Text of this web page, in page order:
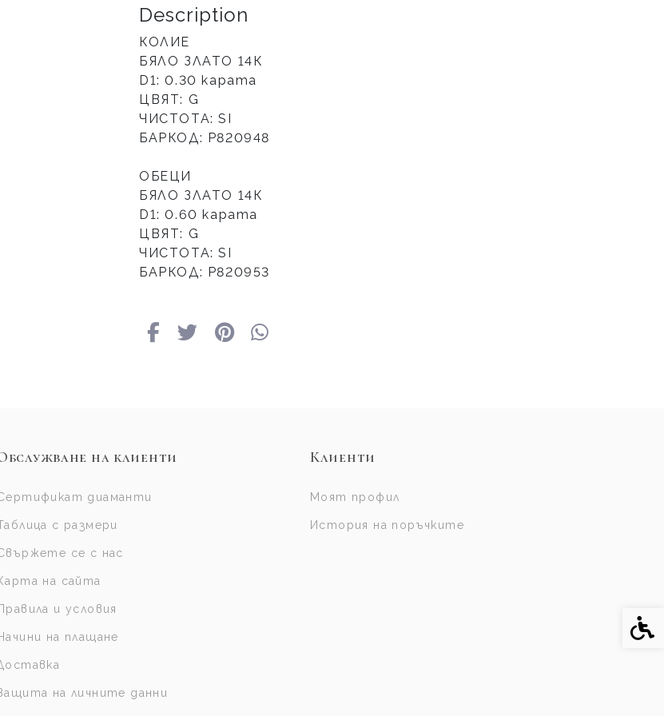
Description
КОЛИЕ
БЯЛО ЗЛАТО 14К
D1: 0.30 карата
ЦВЯТ: G
ЧИСТОТА: SI
БАРКОД: Р820948
ОБЕЦИ
БЯЛО ЗЛАТО 14К
D1: 0.60 карата
ЦВЯТ: G
ЧИСТОТА: SI
БАРКОД: Р820953
на клиенти
диаманти
с размери
се с нас
на сайта
и условия
на плащане
на личните данни
Клиенти
Моят профил
История на поръчките